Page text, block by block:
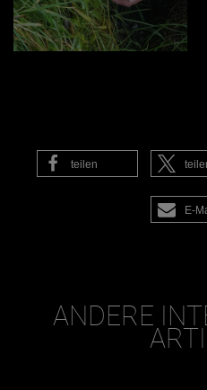
teilen
E-
ANDERE